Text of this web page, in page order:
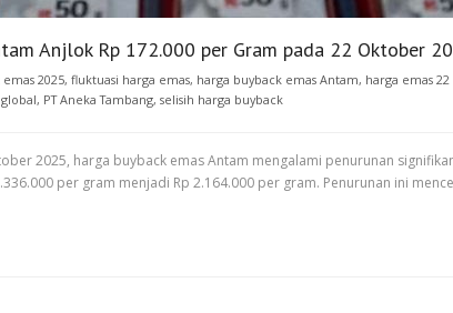
Anjlok Rp 172.000 per Gram pada 22 Oktober
2025, fluktuasi harga emas, harga buyback emas Antam, harga emas
, PT Aneka Tambang, selisih harga buyback
2025, harga buyback emas Antam mengalami penurunan
per gram menjadi Rp 2.164.000 per gram. Penurunan ini